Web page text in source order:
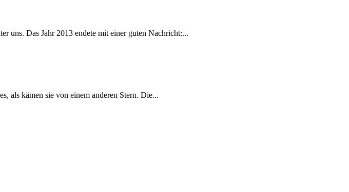
uns. Das Jahr 2013 endete mit einer guten Nachricht:...
als kämen sie von einem anderen Stern. Die...